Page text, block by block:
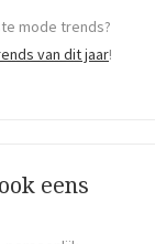
mode trends?
van dit jaar!
eens